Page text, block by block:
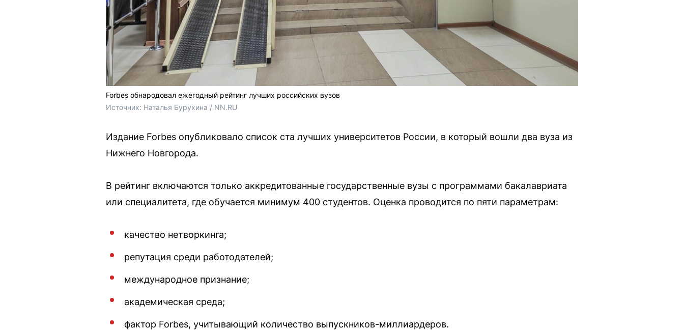
Forbes обнародовал ежегодный рейтинг лучших российских вузов
Источник: Наталья Бурухина / NN.RU
Издание Forbes опубликовало список ста лучших университетов России, в который вошли два вуза из
Нижнего Новгорода.
В рейтинг включаются только аккредитованные государственные вузы с программами бакалавриата
или специалитета, где обучается минимум 400 студентов. Оценка проводится по пяти параметрам:
качество нетворкинга;
репутация среди работодателей;
международное признание;
академическая среда;
фактор Forbes, учитывающий количество выпускников-миллиардеров.